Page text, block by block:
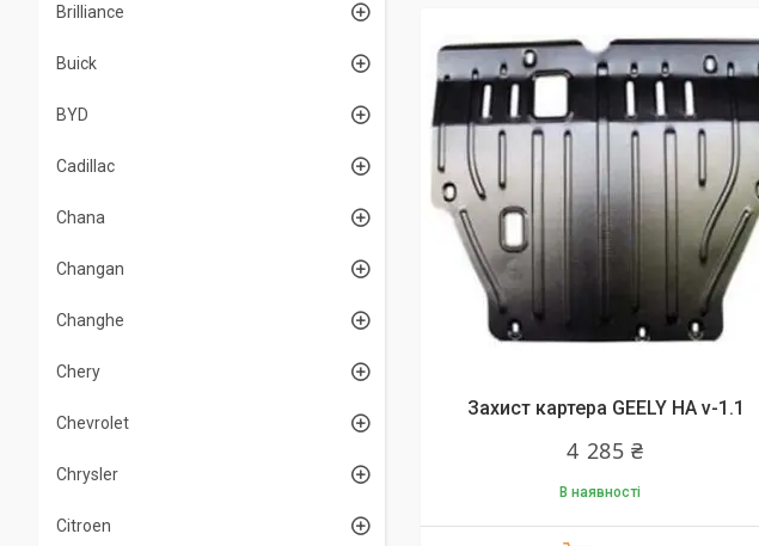
Захист картера GEELY HA v-1.1
4 285 ₴
В наявності
Brilliance
Buick
BYD
Cadillac
Chana
Changan
Changhe
Chery
Chevrolet
Chrysler
Citroen